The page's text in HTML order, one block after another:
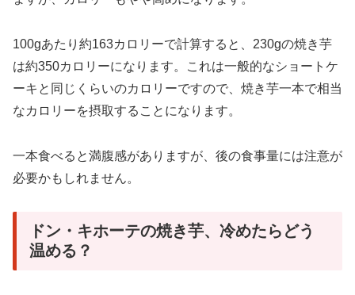
100gあたり約163カロリーで計算すると、230gの焼き芋
は約350カロリーになります。これは一般的なショートケ
ーキと同じくらいのカロリーですので、焼き芋一本で相当
なカロリーを摂取することになります。
一本食べると満腹感がありますが、後の食事量には注意が
必要かもしれません。
ドン・キホーテの焼き芋、冷めたらどう
温める？